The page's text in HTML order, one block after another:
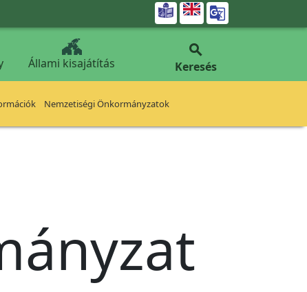

Állami kisajátítás

Keresés
Nemzetiségi Önkormányzatok